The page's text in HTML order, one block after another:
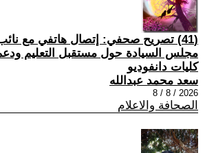
(41) تصريح صحفي: إتصال هاتفي مع
مجلس السيادة حول مستقبل التعليم
كليات دانفوديو
سعد محمد عبدالله
2026 / 8 / 8
الصحافة والاعلام